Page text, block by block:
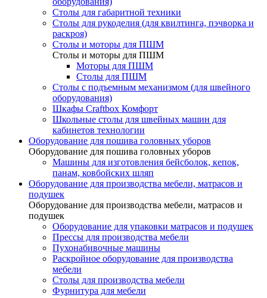
Столы для габаритной техники
Столы для рукоделия (для квилтинга, пэчворка и
раскроя)
Столы и моторы для ПШМ
Столы и моторы для ПШМ
Моторы для ПШМ
Столы для ПШМ
Столы с подъемным механизмом (для швейного
оборудования)
Шкафы Craftbox Комфорт
Школьные столы для швейных машин для
кабинетов технологии
Оборудование для пошива головных уборов
Оборудование для пошива головных уборов
Машины для изготовления бейсболок, кепок,
панам, ковбойских шляп
Оборудование для производства мебели, матрасов и
подушек
Оборудование для производства мебели, матрасов и
подушек
Оборудование для упаковки матрасов и подушек
Прессы для производства мебели
Пухонабивочные машины
Раскройное оборудование для производства
мебели
Столы для производства мебели
Фурнитура для мебели